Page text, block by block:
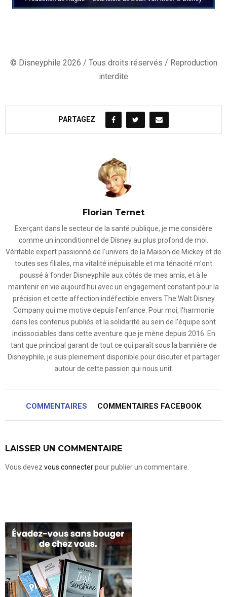
© Disneyphile 2026 / Tous droits réservés / Reproduction
interdite
PARTAGEZ
Florian Ternet
Exerçant dans le secteur de la santé publique, je me considère
comme un inconditionnel de Disney au plus profond de moi.
Véritable expert passionné de l'univers de la Maison de Mickey et de
toutes ses filiales, ma vitalité inépuisable et ma ténacité m'ont
poussé à fonder Disneyphile aux côtés de mes amis, et à le
maintenir en vie aujourd'hui avec un engagement constant pour la
précision et cette affection indéfectible envers The Walt Disney
Company qui me motive depuis l'enfance. Pour moi, l'harmonie
dans les contenus publiés et la solidarité au sein de l'équipe sont
indissociables dans cette aventure que je mène depuis 2016. En
tant que principal garant de tout ce qui paraît sous la bannière de
Disneyphile, je suis pleinement disponible pour discuter et partager
autour de cette passion qui nous unit.
COMMENTAIRES COMMENTAIRES FACEBOOK
LAISSER UN COMMENTAIRE
Vous devez vous connecterpour publier un commentaire.